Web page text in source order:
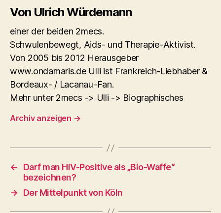
Von Ulrich Würdemann
einer der beiden 2mecs.
Schwulenbewegt, Aids- und Therapie-Aktivist.
Von 2005 bis 2012 Herausgeber
www.ondamaris.de Ulli ist Frankreich-Liebhaber &
Bordeaux- / Lacanau-Fan.
Mehr unter 2mecs -> Ulli -> Biographisches
Archiv anzeigen →
←
Darf man HIV-Positive als „Bio-Waffe“
bezeichnen?
→
Der Mittelpunkt von Köln